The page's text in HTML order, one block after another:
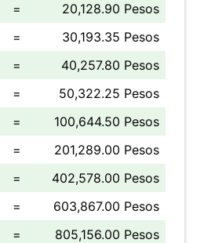
=
20,128.90 Pesos
=
30,193.35 Pesos
=
40,257.80 Pesos
=
50,322.25 Pesos
=
100,644.50 Pesos
=
201,289.00 Pesos
=
402,578.00 Pesos
=
603,867.00 Pesos
=
805,156.00 Pesos